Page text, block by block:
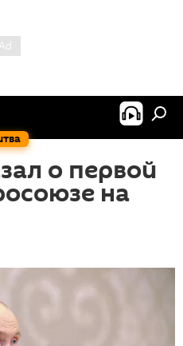
о первой
на